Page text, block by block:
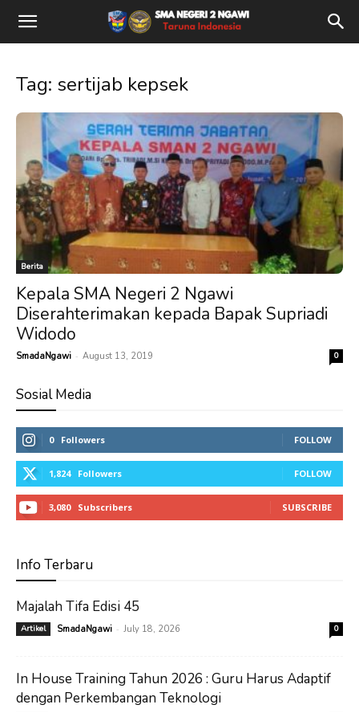
Tag: sertijab kepsek
Berita
Kepala SMA Negeri 2 Ngawi
Diserahterimakan kepada Bapak Supriadi
Widodo
SmadaNgawi - August 13, 2019 0
Sosial Media
0 Followers FOLLOW
1,824 Followers FOLLOW
3,080 Subscribers SUBSCRIBE
Info Terbaru
Majalah Tifa Edisi 45
Artikel SmadaNgawi - July 18, 2026 0
In House Training Tahun 2026 : Guru Harus Adaptif
dengan Perkembangan Teknologi